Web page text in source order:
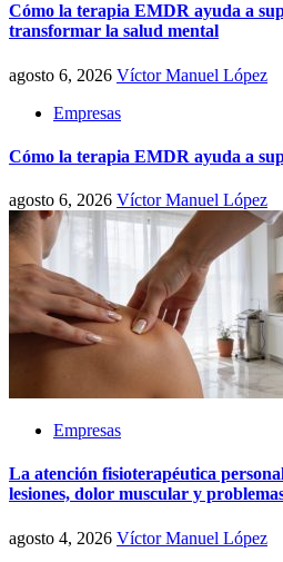
Cómo la terapia EMDR ayuda a
transformar la salud mental
agosto 6, 2026 Víctor Manuel López
Empresas
Cómo la terapia EMDR ayuda a
agosto 6, 2026 Víctor Manuel López
Empresas
La atención fisioterapéutica
lesiones, dolor muscular y
agosto 4, 2026 Víctor Manuel López